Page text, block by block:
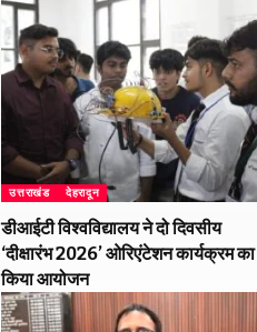
उत्तराखंड देहरादून
डीआईटी विश्वविद्यालय ने दो दिवसीय
‘दीक्षारंभ 2026’ ओरिएंटेशन कार्यक्रम का
किया आयोजन